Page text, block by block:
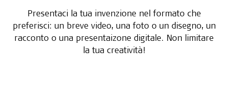
Presentaci la tua invenzione nel formato che
preferisci: un breve video, una foto o un disegno, un
racconto o una presentaizone digitale. Non limitare
la tua creatività!